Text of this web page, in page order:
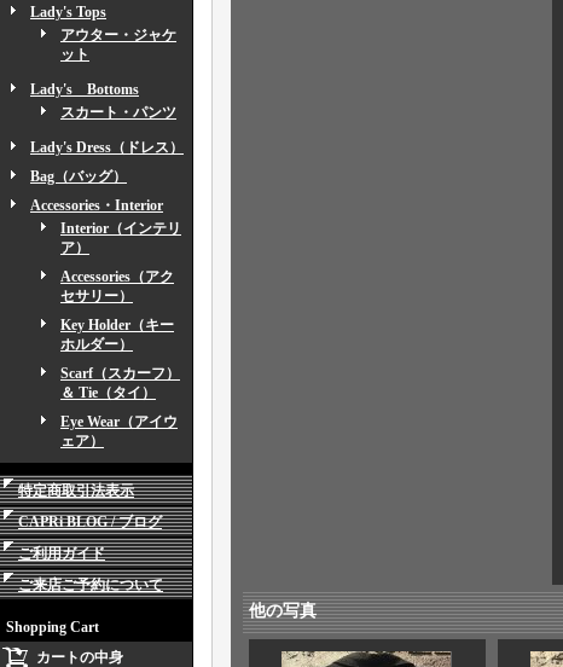
Lady's Tops
アウター・ジャケ
ット
Lady's Bottoms
スカート・パンツ
Lady's Dress（ドレス）
Bag（バッグ）
Accessories・Interior
Interior（インテリ
ア）
Accessories（アク
セサリー）
Key Holder（キー
ホルダー）
Scarf（スカーフ）
＆ Tie（タイ）
Eye Wear（アイウ
ェア）
特定商取引法表示
CAPRi BLOG / ブログ
ご利用ガイド
ご来店ご予約について
Shopping Cart
カートの中身
他の写真